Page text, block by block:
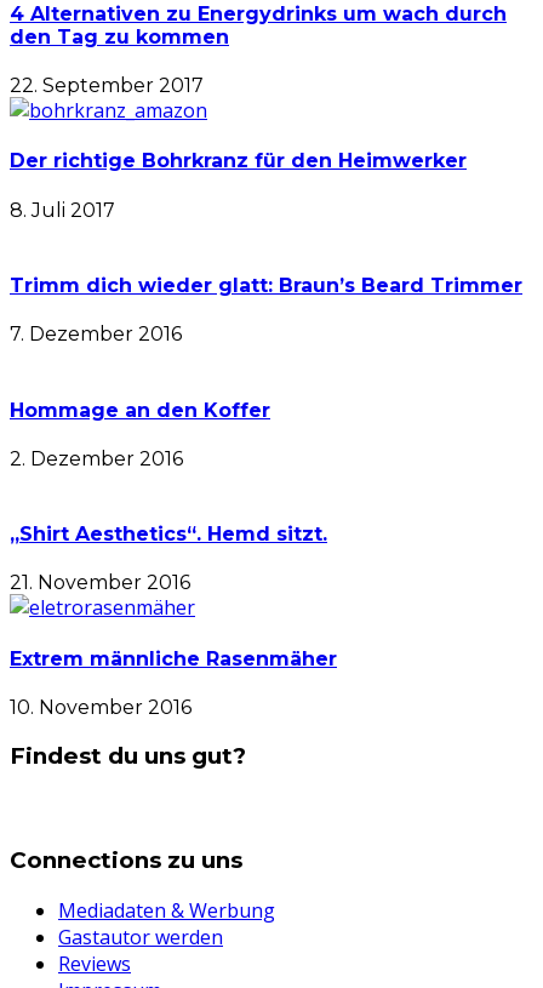
4 Alternativen zu Energydrinks um wach durch
den Tag zu kommen
22. September 2017
Der richtige Bohrkranz für den Heimwerker
8. Juli 2017
Trimm dich wieder glatt: Braun’s Beard Trimmer
7. Dezember 2016
Hommage an den Koffer
2. Dezember 2016
„Shirt Aesthetics“. Hemd sitzt.
21. November 2016
Extrem männliche Rasenmäher
10. November 2016
Findest du uns gut?
Connections zu uns
Mediadaten & Werbung
Gastautor werden
Reviews